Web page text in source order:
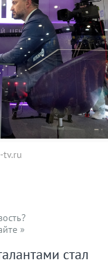
»
стал